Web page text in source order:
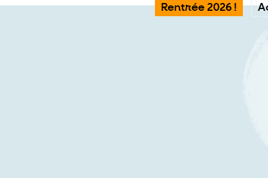
Rentrée 2026 !